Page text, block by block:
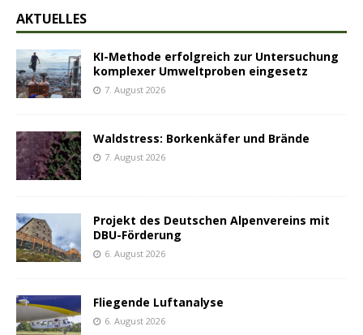
AKTUELLES
KI-Methode erfolgreich zur Untersuchung
komplexer Umweltproben eingesetz
7. August 2026
Waldstress: Borkenkäfer und Brände
7. August 2026
Projekt des Deutschen Alpenvereins mit
DBU-Förderung
6. August 2026
Fliegende Luftanalyse
6. August 2026